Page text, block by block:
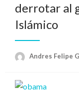
derrotar al
Islámico
Andres Felipe